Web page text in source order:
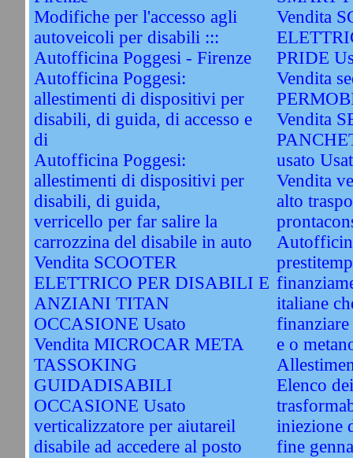
Modifiche per l'accesso agli
autoveicoli per disabili :::
Autofficina Poggesi - Firenze
Autofficina Poggesi:
allestimenti di dispositivi per
disabili, di guida, di accesso e
di
Autofficina Poggesi:
allestimenti di dispositivi per
disabili, di guida,
verricello per far salire la
carrozzina del disabile in auto
Vendita SCOOTER
ELETTRICO PER DISABILI E
ANZIANI TITAN
OCCASIONE Usato
Vendita MICROCAR META
TASSOKING
GUIDADISABILI
OCCASIONE Usato
verticalizzatore per aiutareil
disabile ad accedere al posto
Vendita
PRIDE
Vendita
Vendita
usato
Vendita
alto
italiane
e o
Elenco
iniezione
fine